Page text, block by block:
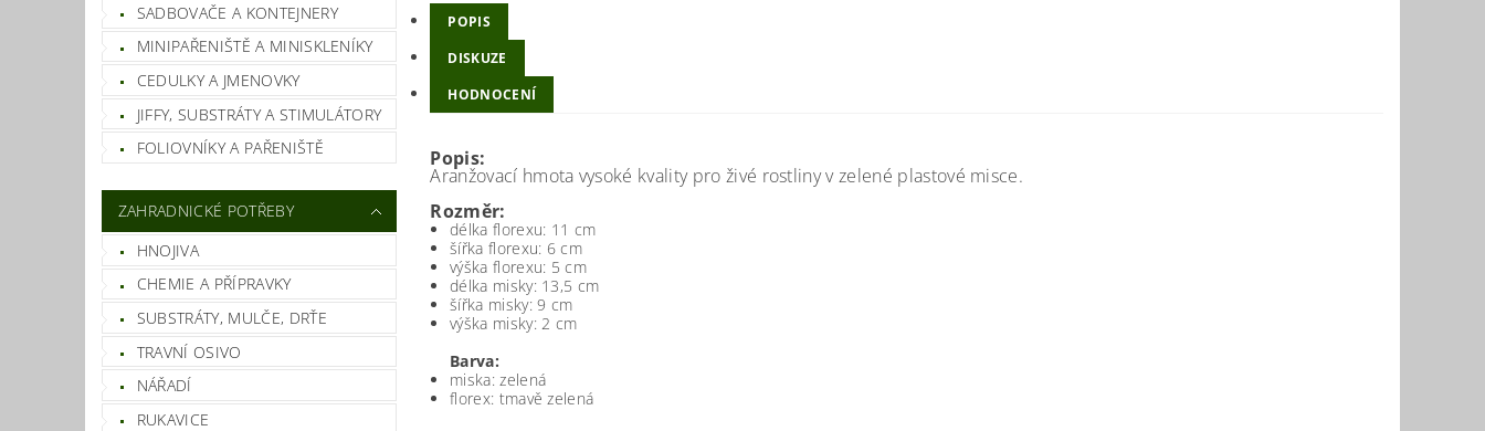
SADBOVAČE A KONTEJNERY
MINIPAŘENIŠTĚ A MINISKLENÍKY
CEDULKY A JMENOVKY
JIFFY, SUBSTRÁTY A STIMULÁTORY
FOLIOVNÍKY A PAŘENIŠTĚ
ZAHRADNICKÉ POTŘEBY
HNOJIVA
CHEMIE A PŘÍPRAVKY
SUBSTRÁTY, MULČE, DRŤE
TRAVNÍ OSIVO
NÁŘADÍ
RUKAVICE
POPIS
DISKUZE
HODNOCENÍ
Popis:
Aranžovací hmota vysoké kvality pro živé rostliny v zelené plastové misce.
Rozměr:
délka florexu: 11 cm
šířka florexu: 6 cm
výška florexu: 5 cm
délka misky: 13,5 cm
šířka misky: 9 cm
výška misky: 2 cm
Barva:
miska: zelená
florex: tmavě zelená